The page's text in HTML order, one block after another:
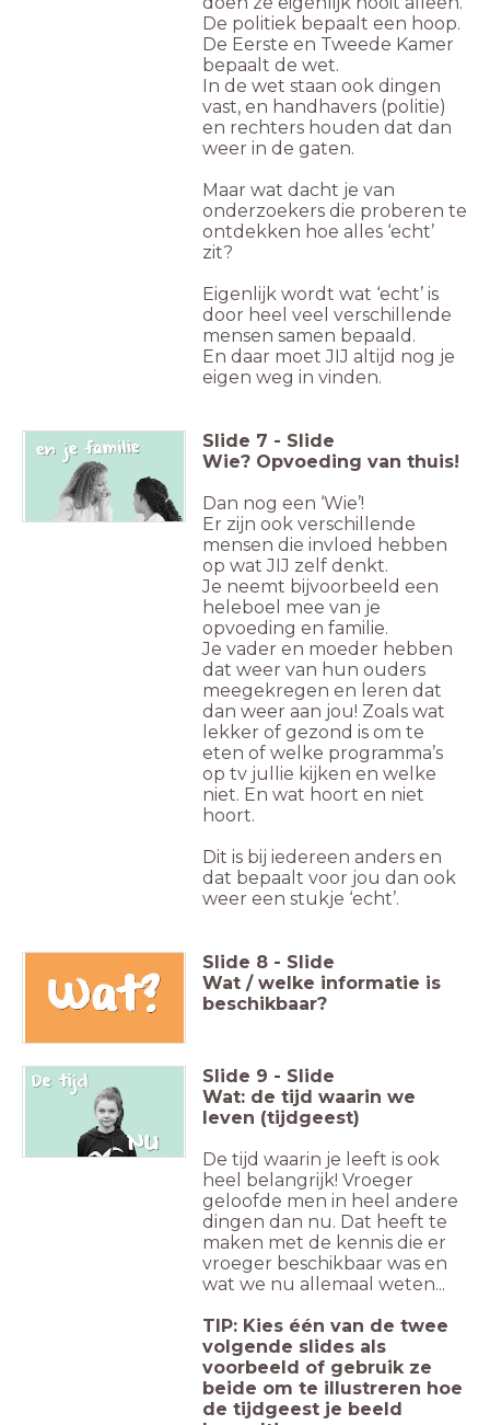
De politiek bepaalt een hoop.
De Eerste en Tweede Kamer
bepaalt de wet.
In de wet staan ook dingen
vast, en handhavers (politie)
en rechters houden dat dan
weer in de gaten.
Maar wat dacht je van
onderzoekers die proberen te
ontdekken hoe alles ‘echt’
zit?
Eigenlijk wordt wat ‘echt’ is
door heel veel verschillende
mensen samen bepaald.
En daar moet JIJ altijd nog je
eigen weg in vinden.
Slide 7 - Slide
Wie? Opvoeding van thuis!
Dan nog een ‘Wie’!
Er zijn ook verschillende
mensen die invloed hebben
op wat JIJ zelf denkt.
Je neemt bijvoorbeeld een
heleboel mee van je
opvoeding en familie.
Je vader en moeder hebben
dat weer van hun ouders
meegekregen en leren dat
dan weer aan jou! Zoals wat
lekker of gezond is om te
eten of welke programma’s
op tv jullie kijken en welke
niet. En wat hoort en niet
hoort.
Dit is bij iedereen anders en
dat bepaalt voor jou dan ook
weer een stukje ‘echt’.
Slide 8 - Slide
Wat / welke informatie is
beschikbaar?
Slide 9 - Slide
Wat: de tijd waarin we
leven (tijdgeest)
De tijd waarin je leeft is ook
heel belangrijk! Vroeger
geloofde men in heel andere
dingen dan nu. Dat heeft te
maken met de kennis die er
vroeger beschikbaar was en
wat we nu allemaal weten...
TIP: Kies één van de twee
volgende slides als
voorbeeld of gebruik ze
beide om te illustreren hoe
de tijdgeest je beeld